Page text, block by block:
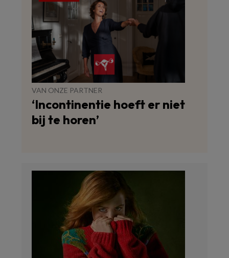
VAN ONZE PARTNER
‘Incontinentie hoeft er niet
bij te horen’